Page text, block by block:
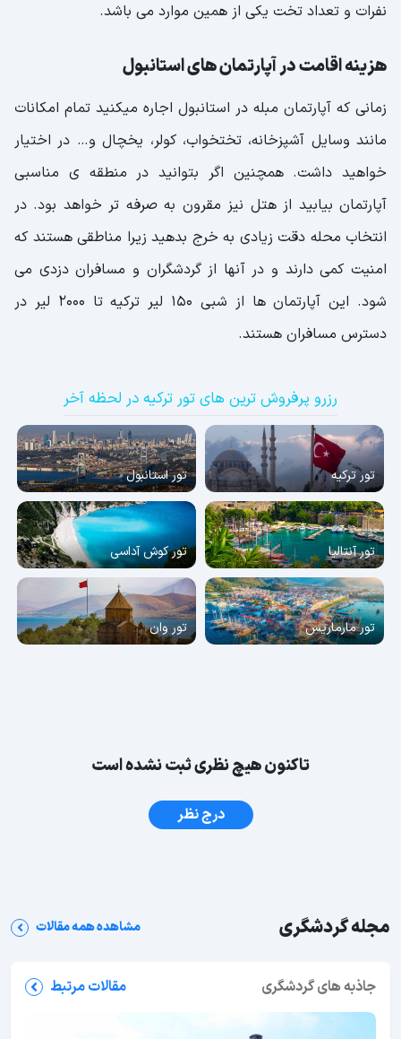
نفرات و تعداد تخت یکی از همین موارد می باشد.
هزینه اقامت در آپارتمان های استانبول
زمانی که آپارتمان مبله در استانبول اجاره میکنید تمام امکانات
مانند وسایل آشپزخانه، تختخواب، کولر، یخچال و… در اختیار
خواهید داشت. همچنین اگر بتوانید در منطقه ی مناسبی
آپارتمان بیابید از هتل نیز مقرون به صرفه تر خواهد بود. در
انتخاب محله دقت زیادی به خرج بدهید زیرا مناطقی هستند که
امنیت کمی دارند و در آنها از گردشگران و مسافران دزدی می
شود. این آپارتمان ها از شبی 150 لیر ترکیه تا 2000 لیر در
دسترس مسافران هستند.
رزرو پرفروش ترین های تور ترکیه در لحظه آخر
تور ترکیه تور استانبول
تور آنتالیا تور کوش آداسی
تور مارماریس تور وان
تاکنون هیچ نظری ثبت نشده است
درج نظر
مجله گردشگری مشاهده همه مقالات
جاذبه های گردشگری مقالات مرتبط